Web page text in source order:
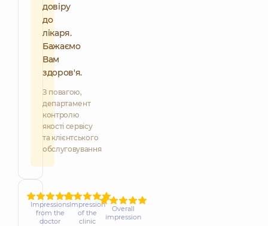
довіру
до
лікаря.
Бажаємо
Вам
здоров'я.
З повагою,
департамент
контролю
якості сервісу
та клієнтського
обслуговування
Impressions
from the
doctor
Impression
of the
clinic
Overall
impression